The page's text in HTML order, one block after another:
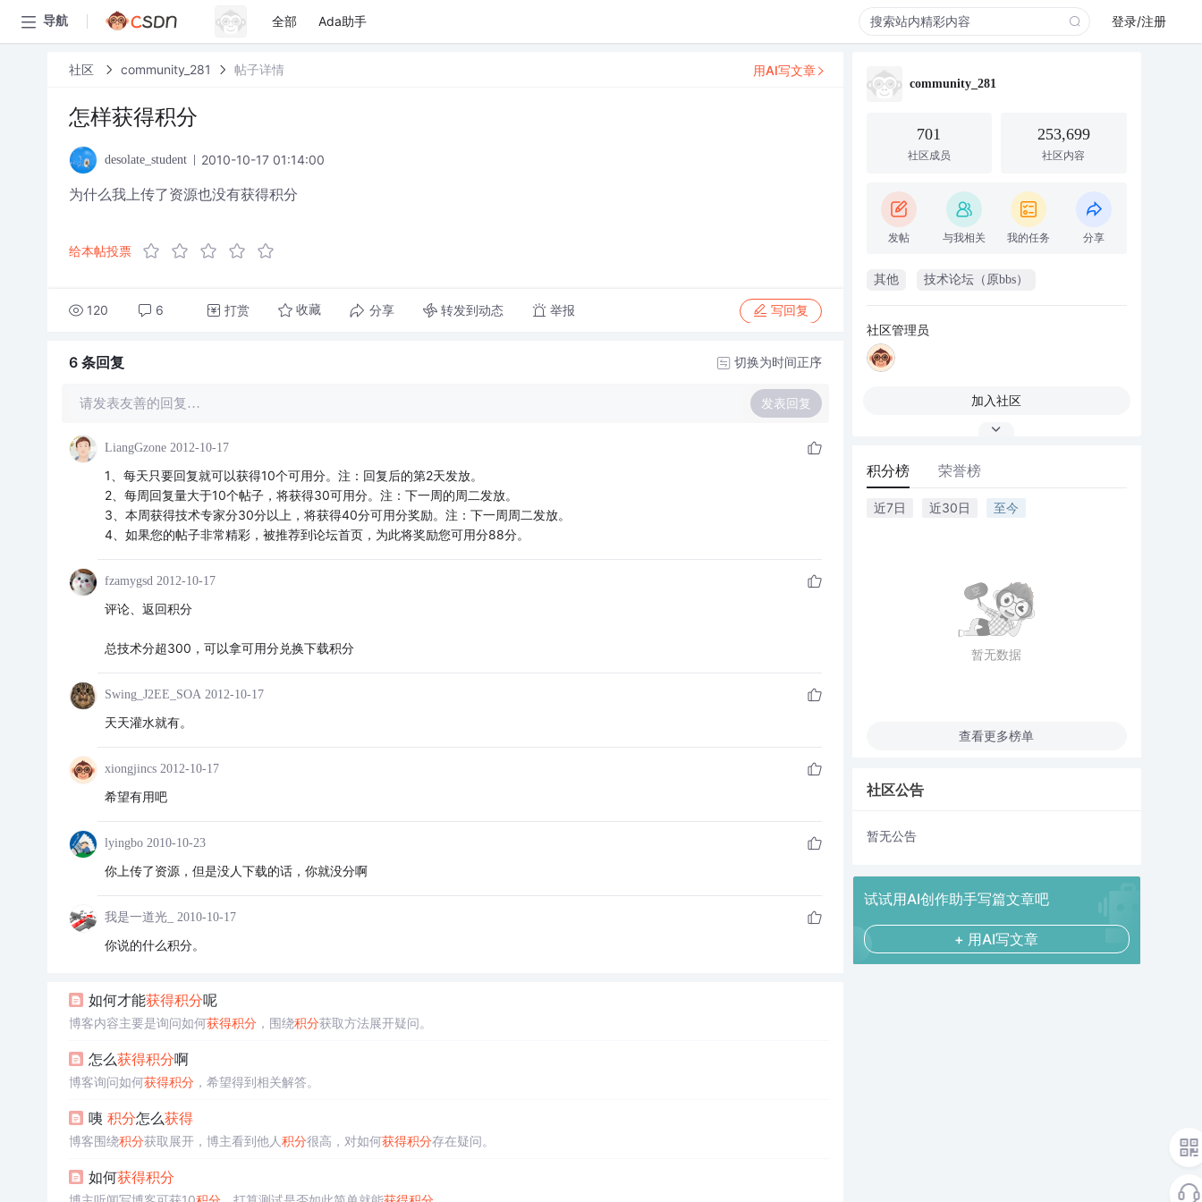
导航 全部 Ada助手 登录/注册
社区 community_281 帖子详情
怎样获得积分
desolate_student 2010-10-17 01:14:00
为什么我上传了资源也没有获得积分
给本帖投票
120 6 打赏 收藏 分享 转发到动态 举报 写回复
用AI写文章
6 条回复 切换为时间正序
请发表友善的回复… 发表回复
LiangGzone 2012-10-17
1、每天只要回复就可以获得10个可用分。注：回复后的第2天发放。
2、每周回复量大于10个帖子，将获得30可用分。注：下一周的周二发放。
3、本周获得技术专家分30分以上，将获得40分可用分奖励。注：下一周周二发放。
4、如果您的帖子非常精彩，被推荐到论坛首页，为此将奖励您可用分88分。
fzamygsd 2012-10-17
评论、返回积分
总技术分超300，可以拿可用分兑换下载积分
Swing_J2EE_SOA 2012-10-17
天天灌水就有。
xiongjincs 2012-10-17
希望有用吧
lyingbo 2010-10-23
你上传了资源，但是没人下载的话，你就没分啊
我是一道光_ 2010-10-17
你说的什么积分。
如何才能获得积分呢
博客内容主要是询问如何获得积分，围绕积分获取方法展开疑问。
怎么获得积分啊
博客询问如何获得积分，希望得到相关解答。
咦 积分怎么获得
博客围绕积分获取展开，博主看到他人积分很高，对如何获得积分存在疑问。
如何获得积分
community_281
701
社区成员
253,699
社区内容
发帖 与我相关 我的任务 分享
其他 技术论坛（原bbs）
社区管理员
加入社区
积分榜 荣誉榜
近7日 近30日 至今
暂无数据
查看更多榜单
社区公告
暂无公告
试试用AI创作助手写篇文章吧
+ 用AI写文章